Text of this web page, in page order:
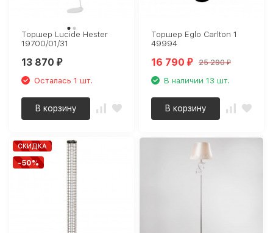
Торшер Lucide Hester
19700/01/31
13 870₽
Осталась 1 шт.
В корзину
Торшер Eglo Carlton 1
49994
16 790₽ 25 290₽
В наличии 13 шт.
В корзину
СКИДКА
-50%